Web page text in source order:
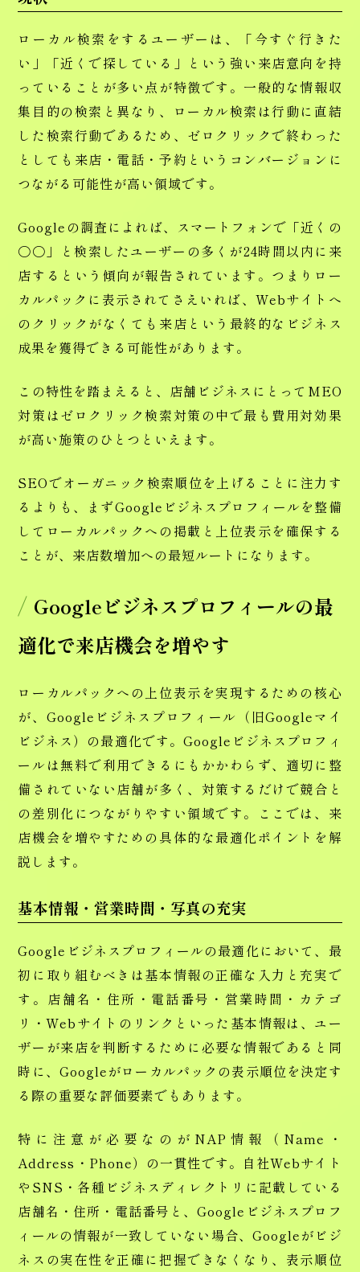
ローカル検索をするユーザーは、「今すぐ行きた
い」「近くで探している」という強い来店意向を持
っていることが多い点が特徴です。一般的な情報収
集目的の検索と異なり、ローカル検索は行動に直結
した検索行動であるため、ゼロクリックで終わった
としても来店・電話・予約というコンバージョンに
つながる可能性が高い領域です。
Googleの調査によれば、スマートフォンで「近くの
〇〇」と検索したユーザーの多くが24時間以内に来
店するという傾向が報告されています。つまりロー
カルパックに表示されてさえいれば、Webサイトへ
のクリックがなくても来店という最終的なビジネス
成果を獲得できる可能性があります。
この特性を踏まえると、店舗ビジネスにとってMEO
対策はゼロクリック検索対策の中で最も費用対効果
が高い施策のひとつといえます。
SEOでオーガニック検索順位を上げることに注力す
るよりも、まずGoogleビジネスプロフィールを整備
してローカルパックへの掲載と上位表示を確保する
ことが、来店数増加への最短ルートになります。
Googleビジネスプロフィールの最
適化で来店機会を増やす
ローカルパックへの上位表示を実現するための核心
が、Googleビジネスプロフィール（旧Googleマイ
ビジネス）の最適化です。Googleビジネスプロフィ
ールは無料で利用できるにもかかわらず、適切に整
備されていない店舗が多く、対策するだけで競合と
の差別化につながりやすい領域です。ここでは、来
店機会を増やすための具体的な最適化ポイントを解
説します。
基本情報・営業時間・写真の充実
Googleビジネスプロフィールの最適化において、最
初に取り組むべきは基本情報の正確な入力と充実で
す。店舗名・住所・電話番号・営業時間・カテゴ
リ・Webサイトのリンクといった基本情報は、ユー
ザーが来店を判断するために必要な情報であると同
時に、Googleがローカルパックの表示順位を決定す
る際の重要な評価要素でもあります。
特に注意が必要なのがNAP情報（Name・
Address・Phone）の一貫性です。自社Webサイト
やSNS・各種ビジネスディレクトリに記載している
店舗名・住所・電話番号と、Googleビジネスプロフ
ィールの情報が一致していない場合、Googleがビジ
ネスの実在性を正確に把握できなくなり、表示順位